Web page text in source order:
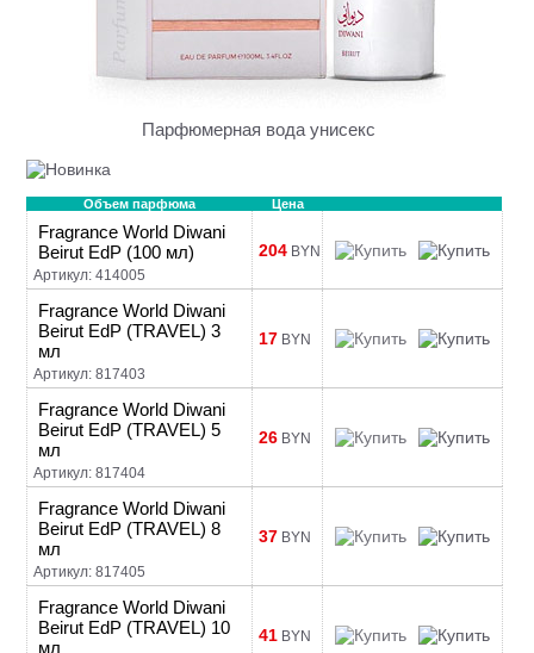
Парфюмерная вода унисекс
Объем парфюма Цена
Fragrance World Diwani
Beirut EdP (100 мл)
Артикул: 414005
204 BYN
Fragrance World Diwani
Beirut EdP (TRAVEL) 3
мл
Артикул: 817403
17 BYN
Fragrance World Diwani
Beirut EdP (TRAVEL) 5
мл
Артикул: 817404
26 BYN
Fragrance World Diwani
Beirut EdP (TRAVEL) 8
мл
Артикул: 817405
37 BYN
Fragrance World Diwani
Beirut EdP (TRAVEL) 10
мл
41 BYN